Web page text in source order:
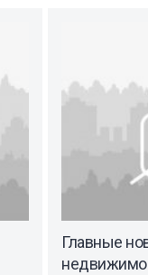
Главные